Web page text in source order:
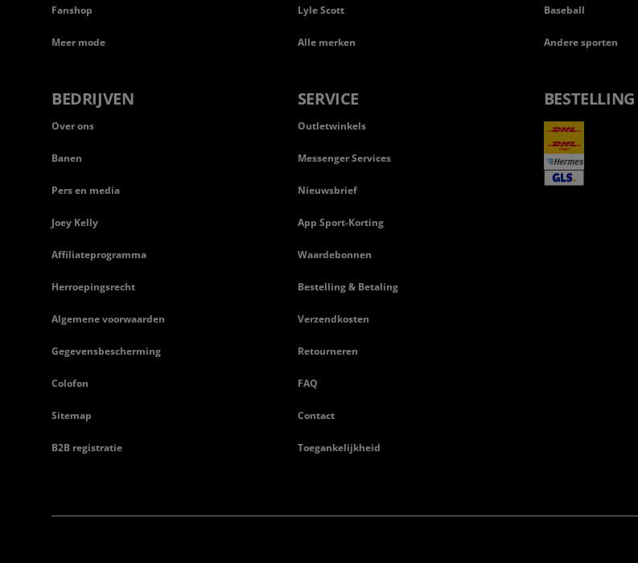
Fanshop
Meer mode
Lyle Scott
Alle merken
Baseball
Andere sporten
BEDRIJVEN
Over ons
Banen
Pers en media
Joey Kelly
Affiliateprogramma
Herroepingsrecht
Algemene voorwaarden
Gegevensbescherming
Colofon
Sitemap
B2B registratie
SERVICE
Outletwinkels
Messenger Services
Nieuwsbrief
App Sport-Korting
Waardebonnen
Bestelling & Betaling
Verzendkosten
Retourneren
FAQ
Contact
Toegankelijkheid